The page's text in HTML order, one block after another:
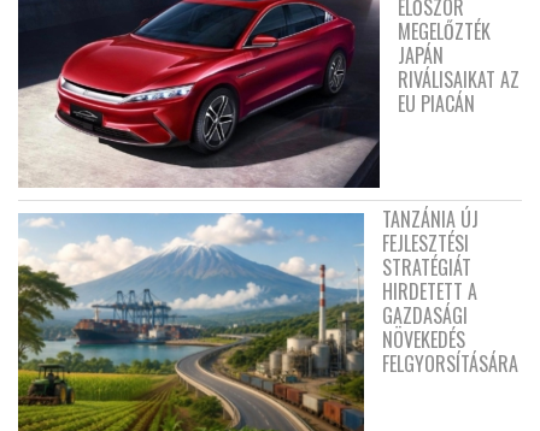
ELŐSZÖR
MEGELŐZTÉK
JAPÁN
RIVÁLISAIKAT AZ
EU PIACÁN
TANZÁNIA ÚJ
FEJLESZTÉSI
STRATÉGIÁT
HIRDETETT A
GAZDASÁGI
NÖVEKEDÉS
FELGYORSÍTÁSÁRA